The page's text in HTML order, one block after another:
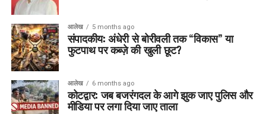
आलेख 5 months ago
संपादकीय: अंधेरी से बोरीवली तक “विकास” या
फुटपाथ पर कब्ज़े की खुली छूट?
आलेख 6 months ago
कोटद्वार: जब बजरंगदल के आगे झुक जाए पुलिस और
मीडिया पर लगा दिया जाए ताला